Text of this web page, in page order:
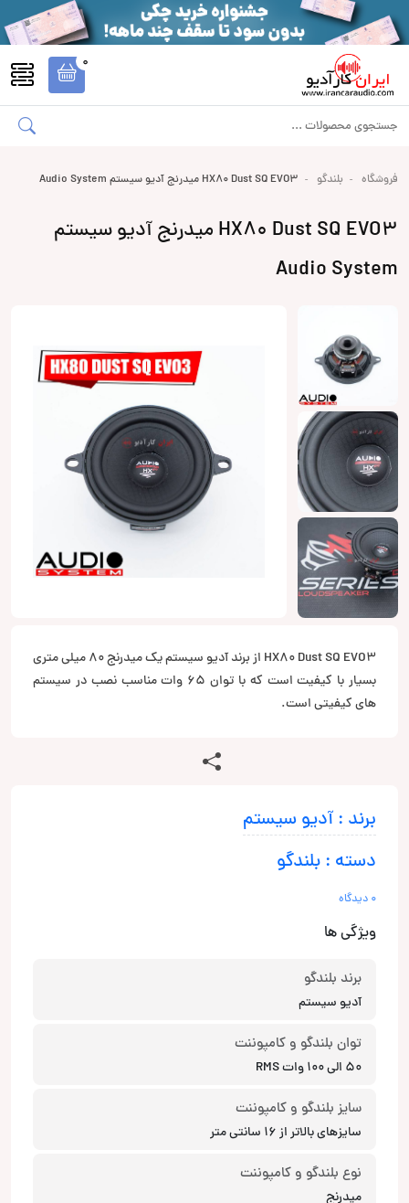
0
فروشگاه بلندگو HX80 Dust SQ EVO3 میدرنج آدیو سیستم Audio System
HX80 Dust SQ EVO3 میدرنج آدیو سیستم
Audio System
HX80 Dust SQ EVO3 از برند آدیو سیستم یک میدرنج 80 میلی متری
بسیار با کیفیت است که با توان 65 وات مناسب نصب در سیستم
های کیفیتی است.
برند : آدیو سیستم
دسته : بلندگو
0 دیدگاه
ویژگی ها
برند بلندگو
آدیو سیستم
توان بلندگو و کامپوننت
50 الی 100 وات RMS
سایز بلندگو و کامپوننت
سایزهای بالاتر از 16 سانتی متر
نوع بلندگو و کامپوننت
میدرنج